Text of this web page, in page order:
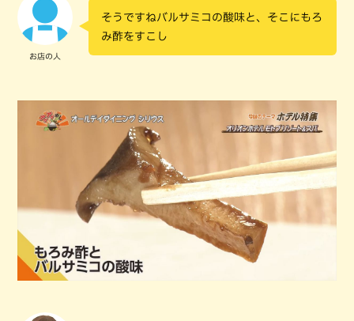
お店の人
そうですねバルサミコの酸味と、そこにもろ
み酢をすこし